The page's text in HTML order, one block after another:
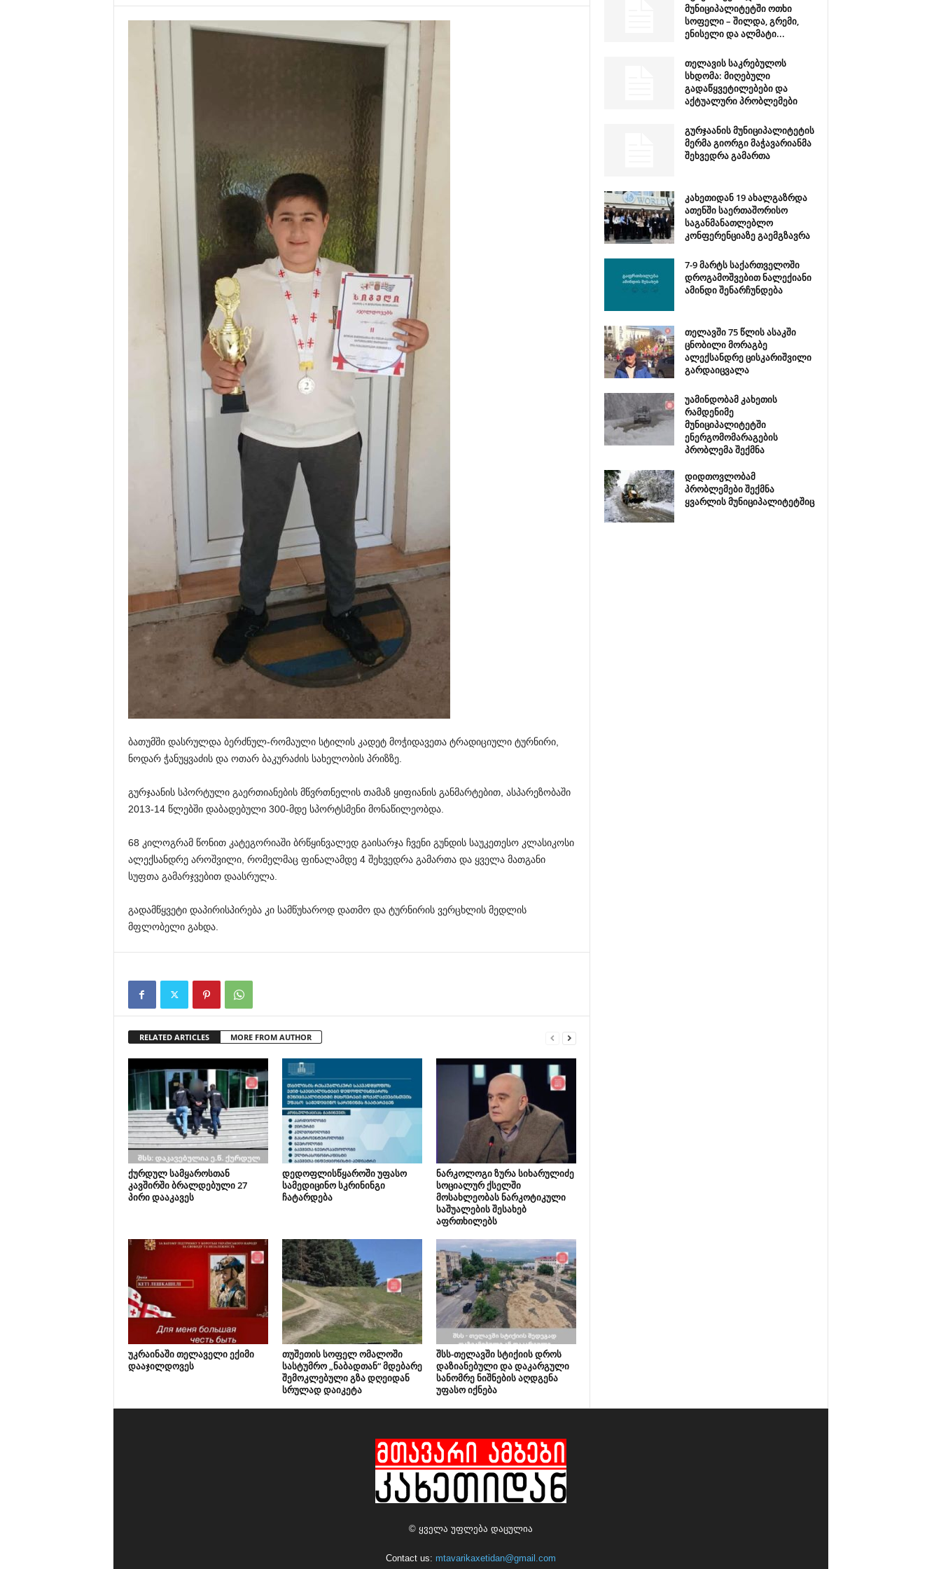
ბათუმში დასრულდა ბერძნულ-რომაული სტილის კადეტ მოჭიდავეთა ტრადიციული ტურნირი,
ნოდარ ჭანუყვაძის და ოთარ ბაკურაძის სახელობის პრიზზე.
გურჯაანის სპორტული გაერთიანების მწვრთნელის თამაზ ყიფიანის განმარტებით, ასპარეზობაში
2013-14 წლებში დაბადებული 300-მდე სპორტსმენი მონაწილეობდა.
68 კილოგრამ წონით კატეგორიაში ბრწყინვალედ გაისარჯა ჩვენი გუნდის საუკეთესო კლასიკოსი
ალექსანდრე აროშვილი, რომელმაც ფინალამდე 4 შეხვედრა გამართა და ყველა მათგანი
სუფთა გამარჯვებით დაასრულა.
გადამწყვეტი დაპირისპირება კი სამწუხაროდ დათმო და ტურნირის ვერცხლის მედლის
მფლობელი გახდა.
RELATED ARTICLES MORE FROM AUTHOR
ქურდულ სამყაროსთან
კავშირში ბრალდებული 27
პირი დააკავეს
დედოფლისწყაროში უფასო
სამედიცინო სკრინინგი
ჩატარდება
ნარკოლოგი ზურა სიხარულიძე
სოციალურ ქსელში
მოსახლეობას ნარკოტიკული
საშუალების შესახებ
აფრთხილებს
უკრაინაში თელაველი ექიმი
დააჯილდოვეს
თუშეთის სოფელ ომალოში
სასტუმრო „ნაბადთან“ მდებარე
შემოკლებული გზა დღეიდან
სრულად დაიკეტა
შსს-თელავში სტიქიის დროს
დაზიანებული და დაკარგული
სანომრე ნიშნების აღდგენა
უფასო იქნება
მუნიციპალიტეტში ოთხი
სოფელი – შილდა, გრემი,
ენისელი და ალმატი...
თელავის საკრებულოს
სხდომა: მიღებული
გადაწყვეტილებები და
აქტუალური პრობლემები
გურჯაანის მუნიციპალიტეტის
მერმა გიორგი მაჭავარიანმა
შეხვედრა გამართა
კახეთიდან 19 ახალგაზრდა
ათენში საერთაშორისო
საგანმანათლებლო
კონფერენციაზე გაემგზავრა
7-9 მარტს საქართველოში
დროგამოშვებით ნალექიანი
ამინდი შენარჩუნდება
თელავში 75 წლის ასაკში
ცნობილი მორაგბე
ალექსანდრე ცისკარიშვილი
გარდაიცვალა
უამინდობამ კახეთის
რამდენიმე
მუნიციპალიტეტში
ენერგომომარაგების
პრობლემა შექმნა
დიდთოვლობამ
პრობლემები შექმნა
ყვარლის მუნიციპალიტეტშიც
© ყველა უფლება დაცულია
Contact us: mtavarikaxetidan@gmail.com